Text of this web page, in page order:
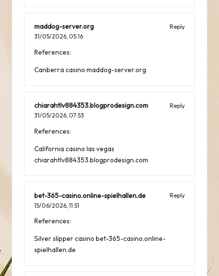
maddog-server.org
Reply
31/05/2026,05:16
References:
Canberra casino maddog-server.org
chiarahtlv884353.blogprodesign.com
Reply
31/05/2026,07:53
References:
California casino las vegas
chiarahtlv884353.blogprodesign.com
bet-365-casino.online-spielhallen.de
Reply
15/06/2026, 11:51
References:
Silver slipper casino bet-365-casino.online-
spielhallen.de